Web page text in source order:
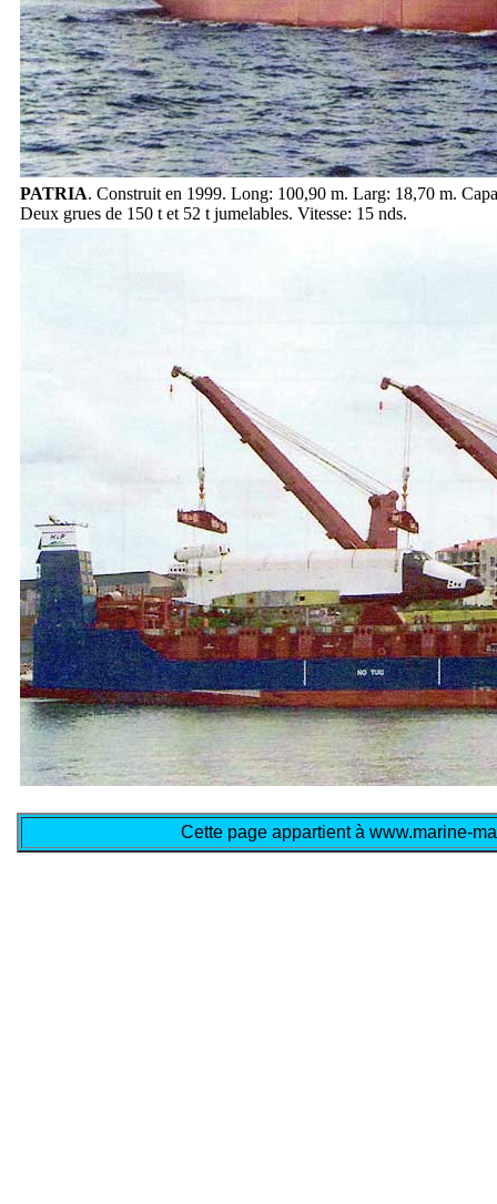
PATRIA. Construit en 1999. Long: 100,90 m. Larg: 18,70 m.
Deux grues de 150 t et 52 t jumelables. Vitesse: 15 nds.
Cette page appartient à www.marine-